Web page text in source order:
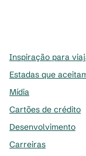
Inspiração para
Estadas que
Mídia
Cartões de crédito
Desenvolvimento
Carreiras